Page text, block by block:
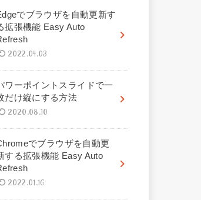
でブラウザを自動更新す
拡張機能 Easy Auto
2022.04.03
ワーポイントスライドで一
だけ縦にする方法
2020.08.10
でブラウザを自動更
する拡張機能 Easy Auto
2022.01.16